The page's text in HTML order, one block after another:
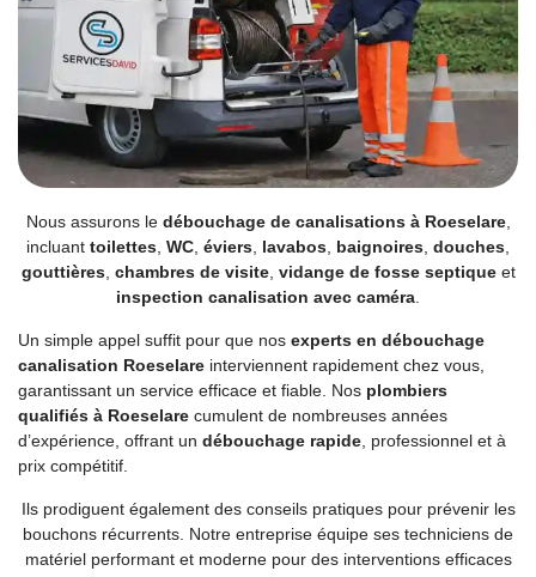
Nous assurons le débouchage de canalisations à Roeselare,
incluant toilettes, WC, éviers, lavabos, baignoires, douches,
gouttières, chambres de visite, vidange de fosse septiqueet
inspection canalisation avec caméra.
Un simple appel suffit pour que nos experts en débouchage
canalisation Roeselare interviennent rapidement chez vous,
garantissant un service efficace et fiable. Nos plombiers
qualifiés à Roeselare cumulent de nombreuses années
d’expérience, offrant un débouchage rapide, professionnel et à
prix compétitif.
Ils prodiguent également des conseils pratiques pour prévenir les
bouchons récurrents. Notre entreprise équipe ses techniciens de
matériel performant et moderne pour des interventions efficaces